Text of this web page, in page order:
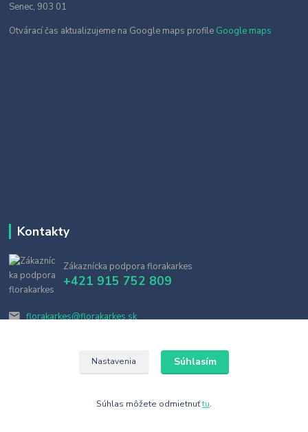
Senec, 903 01
Otvárací čas aktualizujeme na Google maps profile Google maps
Kontakty
Zákaznícka podpora florakarkes
+421 915 752 809
florakarkes@florakarkes.sk
Nastavenia Súhlasím
Súhlas môžete odmietnuťtu.